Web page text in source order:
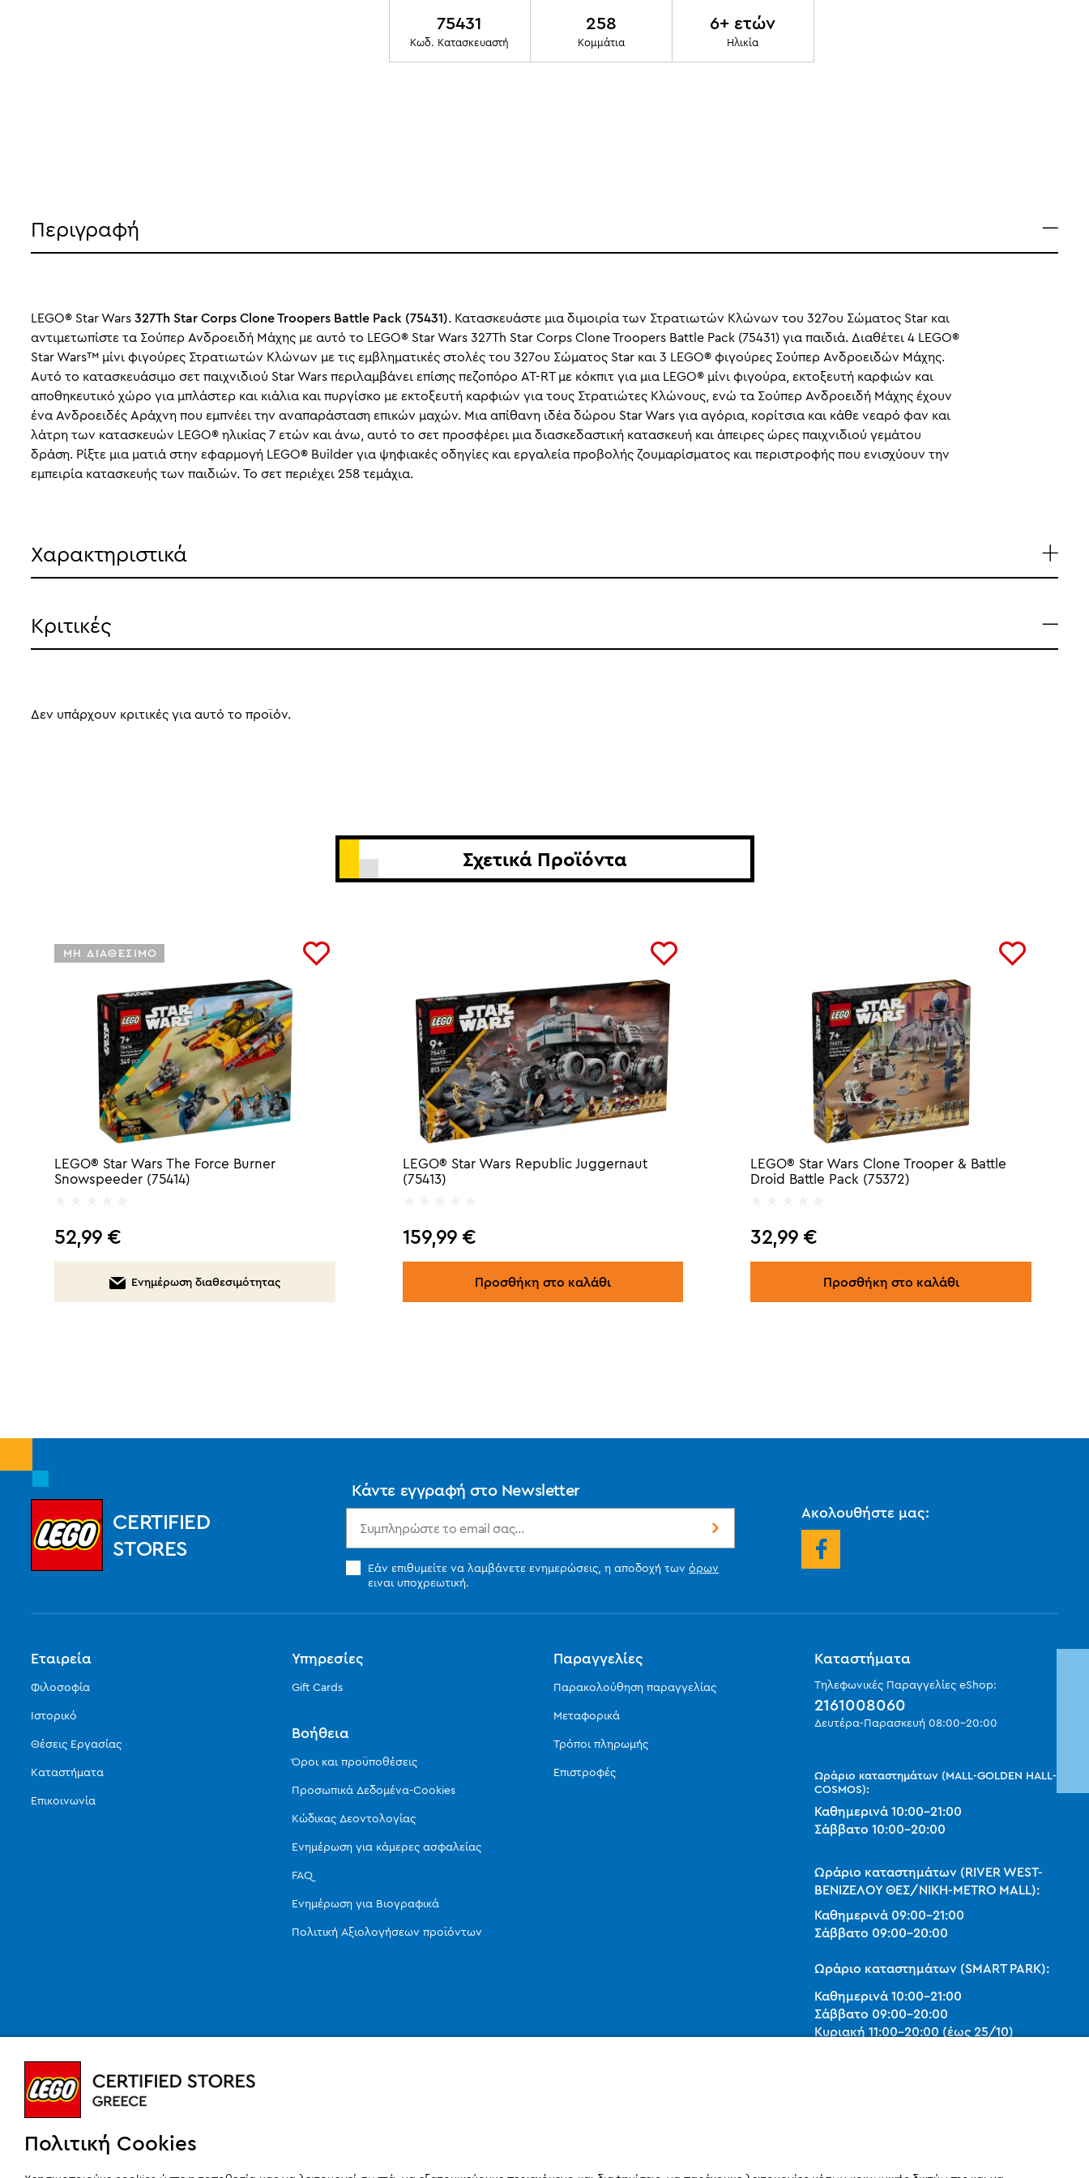
75431
Κωδ. Κατασκευαστή
258
Κομμάτια
6+ ετών
Ηλικία
Περιγραφή
LEGO® Star Wars 327Th Star Corps Clone Troopers Battle Pack (75431). Κατασκευάστε μια διμοιρία των Στρατιωτών Κλώνων του 327ου Σώματος Star και
αντιμετωπίστε τα Σούπερ Ανδροειδή Μάχης με αυτό το LEGO® Star Wars 327Th Star Corps Clone Troopers Battle Pack (75431) για παιδιά. Διαθέτει 4 LEGO®
Star Wars™ μίνι φιγούρες Στρατιωτών Κλώνων με τις εμβληματικές στολές του 327ου Σώματος Star και 3 LEGO® φιγούρες Σούπερ Ανδροειδών Μάχης.
Αυτό το κατασκευάσιμο σετ παιχνιδιού Star Wars περιλαμβάνει επίσης πεζοπόρο AT-RT με κόκπιτ για μια LEGO® μίνι φιγούρα, εκτοξευτή καρφιών και
αποθηκευτικό χώρο για μπλάστερ και κιάλια και πυργίσκο με εκτοξευτή καρφιών για τους Στρατιώτες Κλώνους, ενώ τα Σούπερ Ανδροειδή Μάχης έχουν
ένα Ανδροειδές Αράχνη που εμπνέει την αναπαράσταση επικών μαχών. Μια απίθανη ιδέα δώρου Star Wars για αγόρια, κορίτσια και κάθε νεαρό φαν και
λάτρη των κατασκευών LEGO® ηλικίας 7 ετών και άνω, αυτό το σετ προσφέρει μια διασκεδαστική κατασκευή και άπειρες ώρες παιχνιδιού γεμάτου
δράση. Ρίξτε μια ματιά στην εφαρμογή LEGO® Builder για ψηφιακές οδηγίες και εργαλεία προβολής ζουμαρίσματος και περιστροφής που ενισχύουν την
εμπειρία κατασκευής των παιδιών. Το σετ περιέχει 258 τεμάχια.
Χαρακτηριστικά
Κριτικές
Δεν υπάρχουν κριτικές για αυτό το προϊόν.
Σχετικά Προϊόντα
ΜΗ ΔΙΑΘΕΣΙΜΟ
LEGO® Star Wars The Force Burner
Snowspeeder (75414)
52,99 €
Ενημέρωση διαθεσιμότητας
LEGO® Star Wars Republic Juggernaut
(75413)
159,99€
Προσθήκη στο καλάθι
LEGO® Star Wars Clone Trooper & Battle
Droid Battle Pack (75372)
32,99€
Προσθήκη στο καλάθι
CERTIFIED
STORES
Κάντε εγγραφή στο Newsletter
Εάν επιθυμείτε να λαμβάνετε ενημερώσεις, η αποδοχή των όρων
ειναι υποχρεωτική.
Ακολουθήστε μας:
Εταιρεία
Φιλοσοφία
Ιστορικό
Θέσεις Εργασίας
Καταστήματα
Επικοινωνία
Υπηρεσίες
Gift Cards
Βοήθεια
Όροι και προϋποθέσεις
Προσωπικά Δεδομένα-Cookies
Κώδικας Δεοντολογίας
Ενημέρωση για κάμερες ασφαλείας
FAQ
Ενημέρωση για Βιογραφικά
Πολιτική Αξιολογήσεων προϊόντων
Παραγγελίες
Παρακολούθηση παραγγελίας
Μεταφορικά
Τρόποι πληρωμής
Επιστροφές
Καταστήματα
Τηλεφωνικές Παραγγελίες eShop:
2161008060
Δευτέρα-Παρασκευή 08:00-20:00
Ωράριο καταστημάτων (MALL-GOLDEN HALL-
COSMOS):
Καθημερινά 10:00-21:00
Σάββατο 10:00-20:00
Ωράριο καταστημάτων (RIVER WEST-
ΒΕΝΙΖΕΛΟΥ ΘΕΣ/ΝΙΚΗ-METRO MALL):
Καθημερινά09:00-21:00
Σάββατο 09:00-20:00
Ωράριο καταστημάτων (SMART PARK):
Καθημερινά10:00-21:00
Σάββατο 09:00-20:00
Κυριακή 11:00-20:00 (έως 25/10)
Πολιτική Cookies